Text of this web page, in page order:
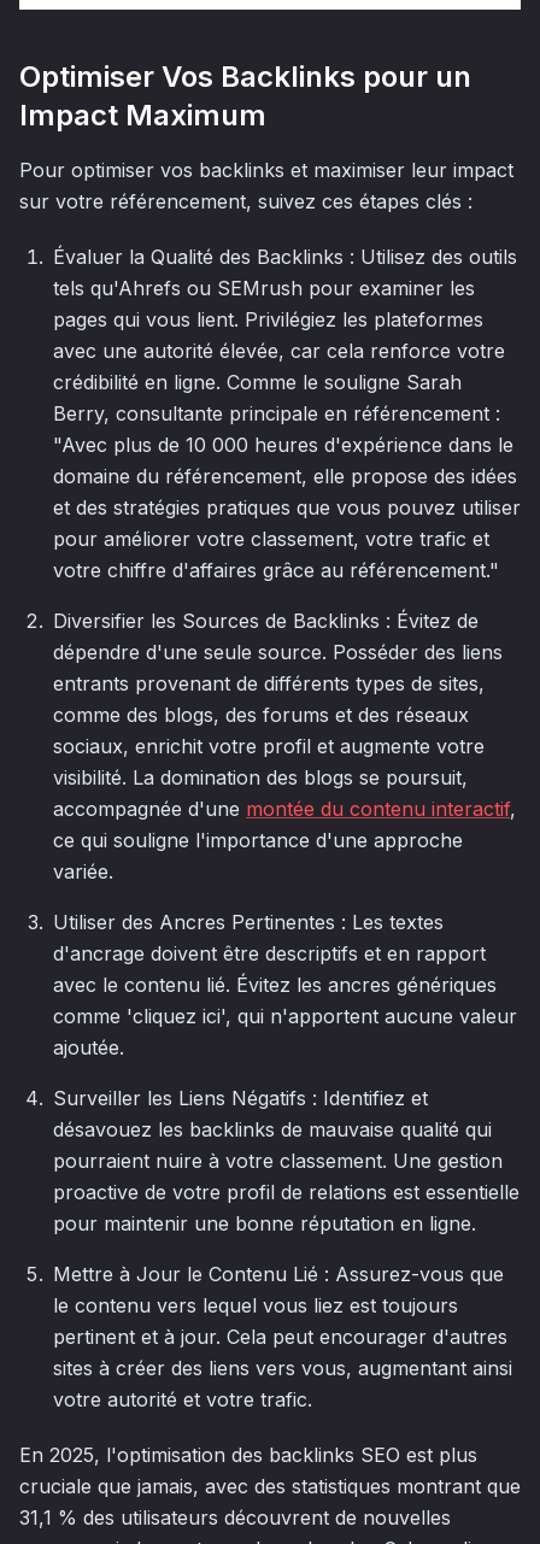
Optimiser Vos Backlinks pour un
Impact Maximum
Pour optimiser vos backlinks et maximiser leur impact
sur votre référencement, suivez ces étapes clés :
Évaluer la Qualité des Backlinks : Utilisez des outils
tels qu'Ahrefs ou SEMrush pour examiner les
pages qui vous lient. Privilégiez les plateformes
avec une autorité élevée, car cela renforce votre
crédibilité en ligne. Comme le souligne Sarah
Berry, consultante principale en référencement :
"Avec plus de 10 000 heures d'expérience dans le
domaine du référencement, elle propose des idées
et des stratégies pratiques que vous pouvez utiliser
pour améliorer votre classement, votre trafic et
votre chiffre d'affaires grâce au référencement."
Diversifier les Sources de Backlinks : Évitez de
dépendre d'une seule source. Posséder des liens
entrants provenant de différents types de sites,
comme des blogs, des forums et des réseaux
sociaux, enrichit votre profil et augmente votre
visibilité. La domination des blogs se poursuit,
accompagnée d'une montée du contenu interactif,
ce qui souligne l'importance d'une approche
variée.
Utiliser des Ancres Pertinentes : Les textes
d'ancrage doivent être descriptifs et en rapport
avec le contenu lié. Évitez les ancres génériques
comme 'cliquez ici', qui n'apportent aucune valeur
ajoutée.
Surveiller les Liens Négatifs : Identifiez et
désavouez les backlinks de mauvaise qualité qui
pourraient nuire à votre classement. Une gestion
proactive de votre profil de relations est essentielle
pour maintenir une bonne réputation en ligne.
Mettre à Jour le Contenu Lié : Assurez-vous que
le contenu vers lequel vous liez est toujours
pertinent et à jour. Cela peut encourager d'autres
sites à créer des liens vers vous, augmentant ainsi
votre autorité et votre trafic.
En 2025, l'optimisation des backlinks SEO est plus
cruciale que jamais, avec des statistiques montrant que
31,1 % des utilisateurs découvrent de nouvelles